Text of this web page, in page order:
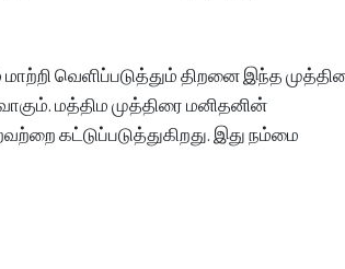
வெளிப்படுத்தும் திறனை இந்த
மத்திம முத்திரை மனிதனின்
கட்டுப்படுத்துகிறது. இது நம்மை